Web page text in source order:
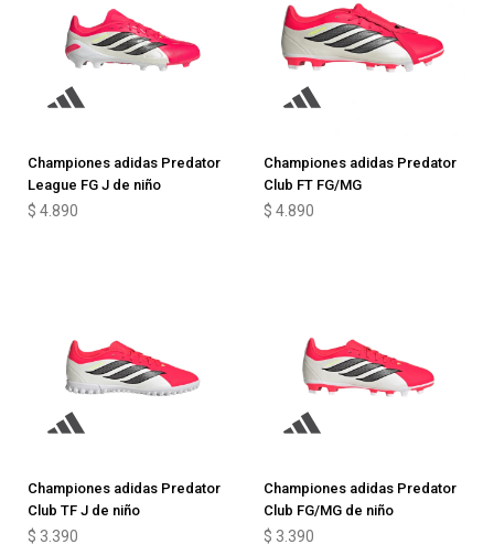
Championes adidas Predator
League FG J de niño
$ 4.890
Championes adidas Predator
Club FT FG/MG
$ 4.890
Championes adidas Predator
Club TF J de niño
$ 3.390
Championes adidas Predator
Club FG/MG de niño
$ 3.390